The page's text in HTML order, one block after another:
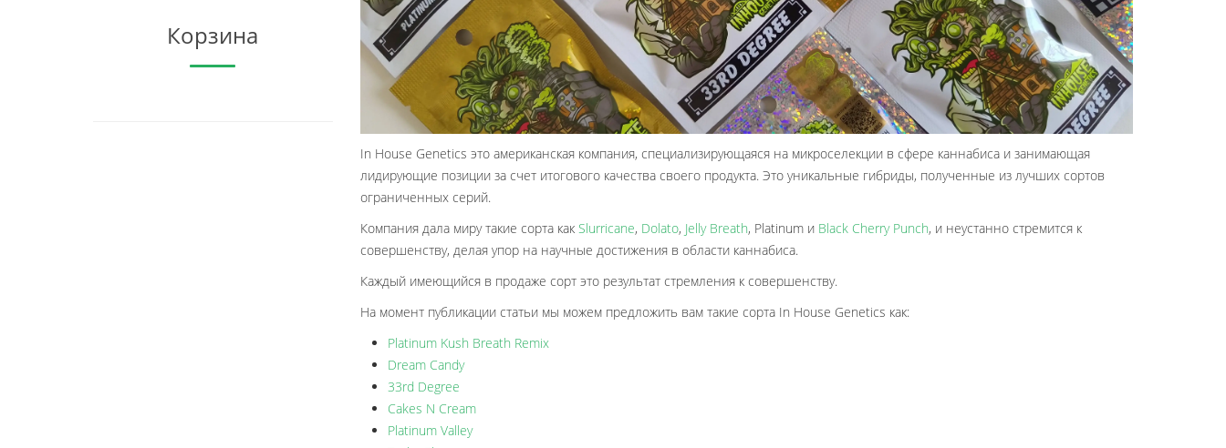
Корзина
In House Genetics это американская компания, специализирующаяся на микроселекции в сфере каннабиса и занимающая
лидирующие позиции за счет итогового качества своего продукта. Это уникальные гибриды, полученные из лучших сортов
ограниченных серий.
Компания дала миру такие сорта как Slurricane, Dolato, Jelly Breath, Platinum и Black Cherry Punch, и неустанно стремится к
совершенству, делая упор на научные достижения в области каннабиса.
Каждый имеющийся в продаже сорт это результат стремления к совершенству.
На момент публикации статьи мы можем предложить вам такие сорта In House Genetics как:
Platinum Kush Breath Remix
Dream Candy
33rd Degree
Cakes N Cream
Platinum Valley